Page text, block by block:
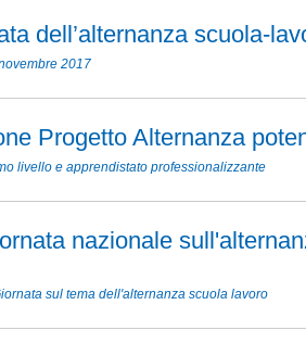
dell’alternanza scuola-
2017
Progetto Alternanza
livello e apprendistato professionalizzante
nazionale
sul tema dell'alternanza scuola lavoro